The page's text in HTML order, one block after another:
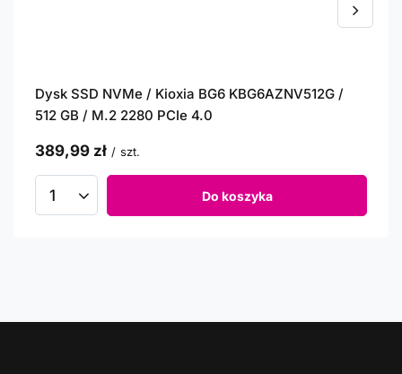
Dysk SSD NVMe / Kioxia BG6 KBG6AZNV512G /
512 GB / M.2 2280 PCIe 4.0
389,99 zł / szt.
Do koszyka